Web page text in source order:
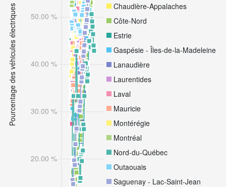
15
villes
avec le
plus
de VÉ
par
citoyen
15 villes
plus haut
Chaudière-Appalaches
Côte-Nord
Estrie
Gaspésie - Îles-de-la-Madeleine
Lanaudière
Laurentides
Laval
Mauricie
Montérégie
Montréal
Nord-du-Québec
Outaouais
Saguenay - Lac-Saint-Jean
20.00 %
30.00 %
40.00 %
50.00 %
Pourcentage des véhicules électriques